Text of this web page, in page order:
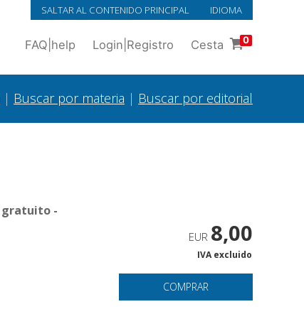
SALTAR AL CONTENIDO PRINCIPAL IDIOMA
FAQ help Login Registro Cesta 0
| Buscar por materia | Buscar por editorial
gratuito -
EUR 8,00
IVA excluido
COMPRAR